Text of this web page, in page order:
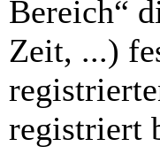
Bereich“
Zeit, ...)
registriert